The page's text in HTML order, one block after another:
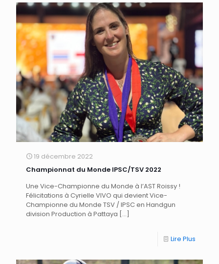
19 décembre 2022
Championnat du Monde IPSC/TSV 2022
Une Vice-Championne du Monde à l’AST Roissy !
Félicitations à Cyrielle VIVO qui devient Vice-
Championne du Monde TSV / IPSC en Handgun
division Production à Pattaya […]
Lire Plus